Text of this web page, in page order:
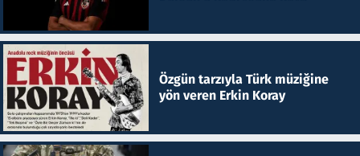
Özgün tarzıyla Türk müziğine
yön veren Erkin Koray